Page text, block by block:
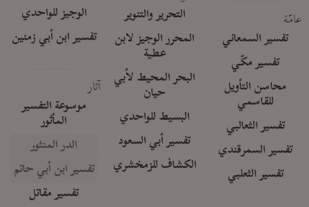
عامّة
تفسير السمعاني
تفسير مكّي
محاسن التأويل
للقاسمي
تفسير الثعالبي
تفسير السمرقندي
تفسير الثعلبي
التحرير والتنوير
المحرر الوجيز لابن
عطية
البحر المحيط لأبي
حيان
البسيط للواحدي
تفسير أبي السعود
الكشاف للزمخشري
الوجيز للواحدي
تفسير ابن أبي زمنين
آثار
موسوعة التفسير
المأثور
الدر المنثور
تفسير ابن أبي حاتم
تفسير مقاتل